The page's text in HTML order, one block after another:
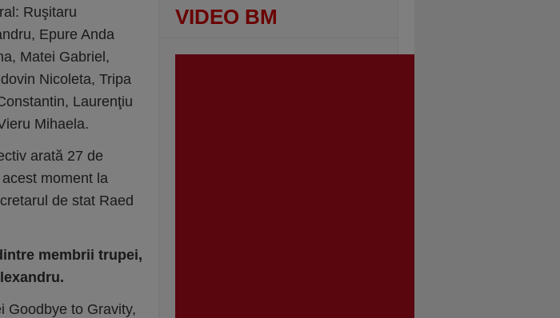
Ruşitaru
Epure Anda
Matei Gabriel,
Nicoleta, Tripa
Laurenţiu
Mihaela.
arată 27 de
moment la
de stat Raed
membrii trupei,
Goodbye to Gravity,
VIDEO BM